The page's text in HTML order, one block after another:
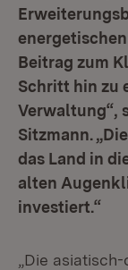
Beitrag zum
Schritt hin zu
Verwaltung“,
Sitzmann.
das Land in
alten
investiert.“
„Die